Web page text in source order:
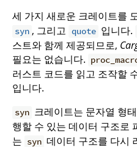
세 가지 새로운 크레이트를
syn , 그리고 quote 입니다.
스트와 함께 제공되므로,
필요는 없습니다.
러스트 코드를 읽고 조작할
입니다.
syn 크레이트는 문자열 형
행할 수 있는 데이터 구조로
는 syn 데이터 구조를 다시